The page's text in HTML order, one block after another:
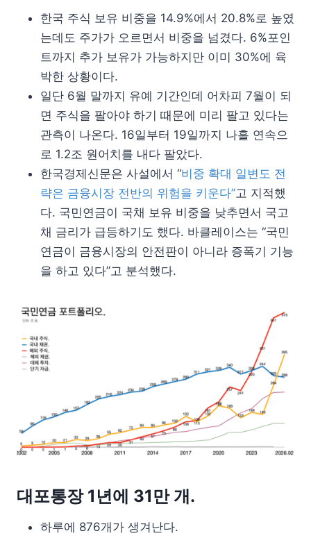
한국 주식 보유 비중을 14.9%에서 20.8%로 높였
는데도 주가가 오르면서 비중을 넘겼다. 6%포인
트까지 추가 보유가 가능하지만 이미 30%에 육
박한 상황이다.
일단 6월 말까지 유예 기간인데 어차피 7월이 되
면 주식을 팔아야 하기 때문에 미리 팔고 있다는
관측이 나온다. 16일부터 19일까지 나흘 연속으
로 1.2조 원어치를 내다 팔았다.
한국경제신문은 사설에서 “비중 확대 일변도 전
략은 금융시장 전반의 위험을 키운다”고 지적했
다. 국민연금이 국채 보유 비중을 낮추면서 국고
채 금리가 급등하기도 했다. 바클레이스는 “국민
연금이 금융시장의 안전판이 아니라 증폭기 기능
을 하고 있다”고 분석했다.
대포통장 1년에 31만 개.
하루에 876개가 생겨난다.